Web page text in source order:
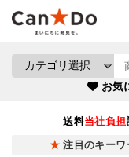
お気
送料当社負担
注目のキーワ